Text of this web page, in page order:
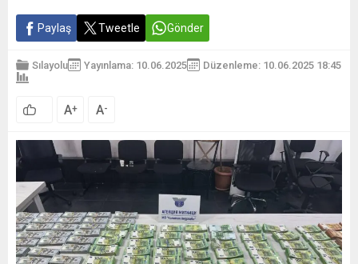
Paylaş Tweetle Gönder
Sılayolu Yayınlama: 10.06.2025 Düzenleme: 10.06.2025 18:45
A+ A-